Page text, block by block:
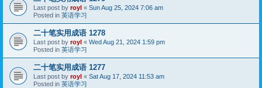
Last post by royl « Sun Aug 25, 2024 7:06 am
Posted in 英语学习
二十笔实用成语 1278
Last post by royl « Wed Aug 21, 2024 1:59 pm
Posted in 英语学习
二十笔实用成语 1277
Last post by royl « Sat Aug 17, 2024 11:53 am
Posted in 英语学习